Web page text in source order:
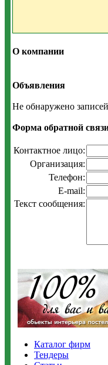
О компании
Объявления
Не обнаружено
Форма обратной
Контактное лицо:
Организация:
Телефон:
E-mail:
Текст сообщения:
Каталог фирм
Тендеры